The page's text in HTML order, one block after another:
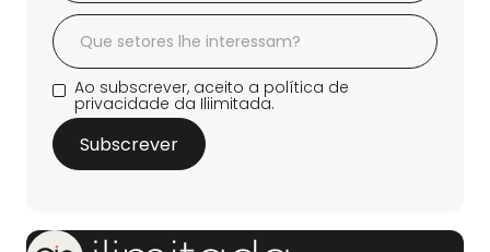
Ao subscrever, aceito a política de
privacidade da Iliimitada.